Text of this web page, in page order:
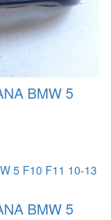
BMW 5
BMW 5